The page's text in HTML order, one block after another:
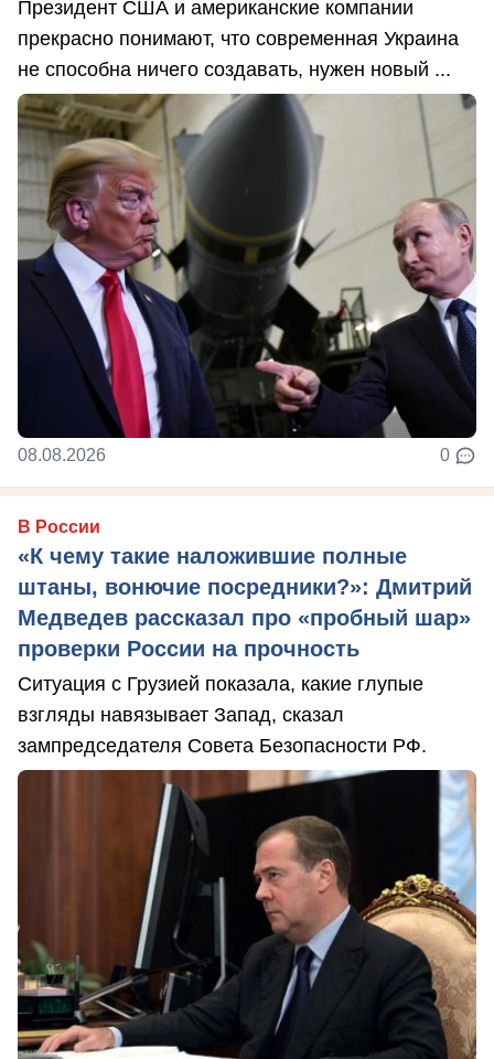
Президент США и американские компании
прекрасно понимают, что современная Украина
не способна ничего создавать, нужен новый ...
08.08.2026 0
В России
«К чему такие наложившие полные
штаны, вонючие посредники?»: Дмитрий
Медведев рассказал про «пробный шар»
проверки России на прочность
Ситуация с Грузией показала, какие глупые
взгляды навязывает Запад, сказал
зампредседателя Совета Безопасности РФ.